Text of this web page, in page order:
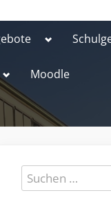
Toggle
Toggle
sub-
menu
Moodle
Suchen
nach: